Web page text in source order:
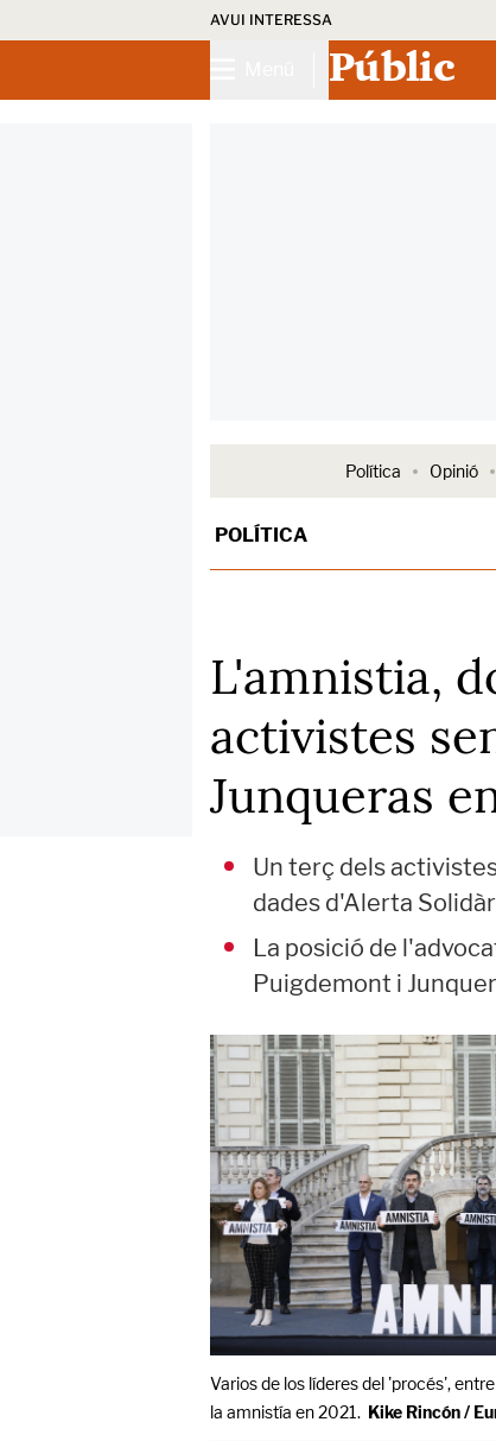
AVUI INTERESSA
Públic
Política Opinió
POLÍTICA
L'amnistia,
activistes
Junqueras
Un terç dels
dades d'Alerta
La posició de
Puigdemont i
Varios de los líderes del 'procés',
la amnistía en 2021. Kike Rincón /